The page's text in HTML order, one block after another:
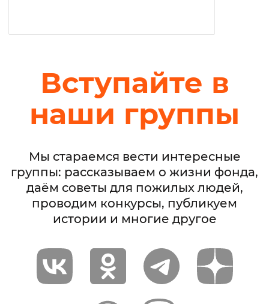
Вступайте в
наши группы
Мы стараемся вести интересные
группы: рассказываем о жизни фонда,
даём советы для пожилых людей,
проводим конкурсы, публикуем
истории и многие другое